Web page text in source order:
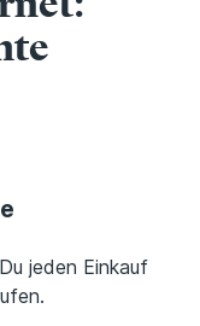
jeden Einkauf